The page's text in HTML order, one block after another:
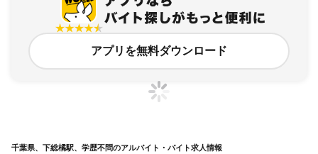
アプリを無料ダウンロード
千葉県、下総橘駅、学歴不問のアルバイト・バイト求人情報